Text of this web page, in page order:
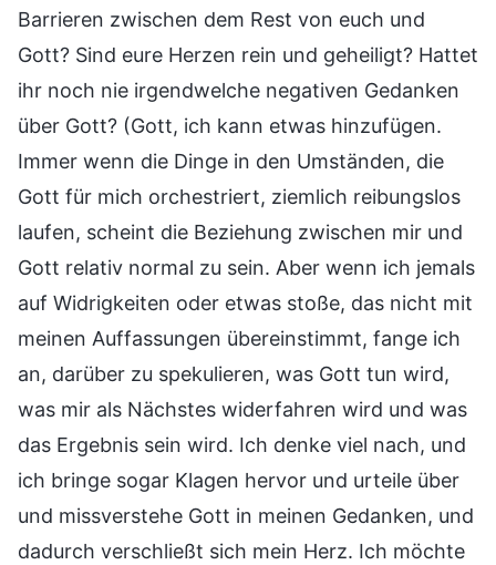
Barrieren zwischen dem Rest von euch und
Gott? Sind eure Herzen rein und geheiligt? Hattet
ihr noch nie irgendwelche negativen Gedanken
über Gott? (Gott, ich kann etwas hinzufügen.
Immer wenn die Dinge in den Umständen, die
Gott für mich orchestriert, ziemlich reibungslos
laufen, scheint die Beziehung zwischen mir und
Gott relativ normal zu sein. Aber wenn ich jemals
auf Widrigkeiten oder etwas stoße, das nicht mit
meinen Auffassungen übereinstimmt, fange ich
an, darüber zu spekulieren, was Gott tun wird,
was mir als Nächstes widerfahren wird und was
das Ergebnis sein wird. Ich denke viel nach, und
ich bringe sogar Klagen hervor und urteile über
und missverstehe Gott in meinen Gedanken, und
dadurch verschließt sich mein Herz. Ich möchte